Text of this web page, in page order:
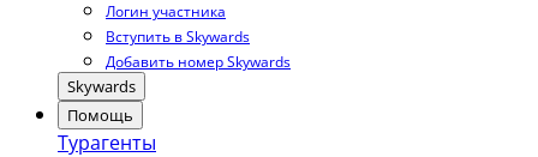
Логин участника
Вступить в Skywards
Добавить номер Skywards
Skywards
Помощь
Турагенты